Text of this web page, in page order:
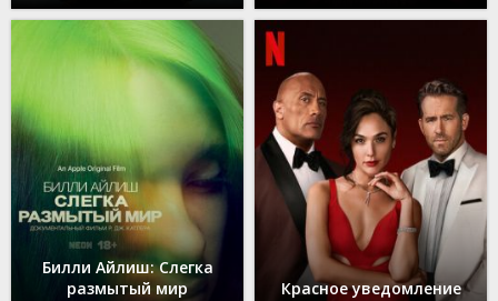
Билли Айлиш: Слегка
размытый мир
Красное уведомление